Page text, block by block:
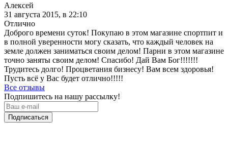
Алексей
31 августа 2015, в 22:10
Отлично
Доброго времени суток! Покупаю в этом магазине спортпит и
в полной уверенности могу сказать, что каждый человек на
земле должен заниматься своим делом! Парни в этом магазине
точно заняты своим делом! Спасибо! Дай Вам Бог!!!!!!!
Трудитесь долго! Процветания бизнесу! Вам всем здоровья!
Пусть всё у Вас будет отлично!!!!!
Все отзывы
Подпишитесь на нашу рассылку!
Подписаться